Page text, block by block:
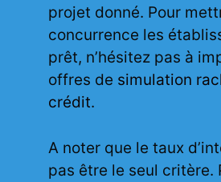
projet donné. Pour
concurrence les
prêt, n’hésitez pas à
offres de simulation
crédit.
A noter que le taux
pas être le seul critère.